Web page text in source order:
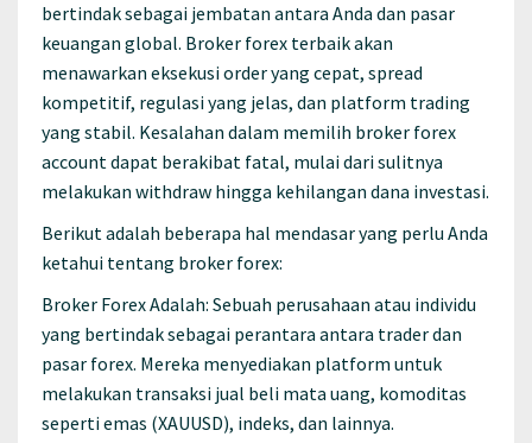
bertindak sebagai jembatan antara Anda dan pasar
keuangan global. Broker forex terbaik akan
menawarkan eksekusi order yang cepat, spread
kompetitif, regulasi yang jelas, dan platform trading
yang stabil. Kesalahan dalam memilih broker forex
account dapat berakibat fatal, mulai dari sulitnya
melakukan withdraw hingga kehilangan dana investasi.
Berikut adalah beberapa hal mendasar yang perlu Anda
ketahui tentang broker forex:
Broker Forex Adalah: Sebuah perusahaan atau individu
yang bertindak sebagai perantara antara trader dan
pasar forex. Mereka menyediakan platform untuk
melakukan transaksi jual beli mata uang, komoditas
seperti emas (XAUUSD), indeks, dan lainnya.